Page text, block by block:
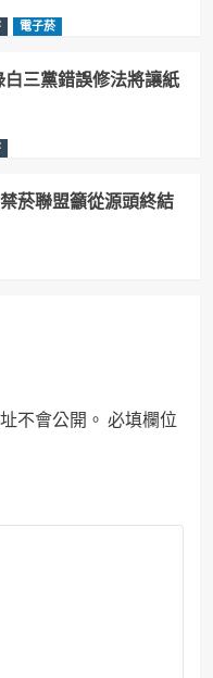
電子菸
三黨錯誤修法將讓紙
菸聯盟籲從源頭終結
不會公開。 必填欄位